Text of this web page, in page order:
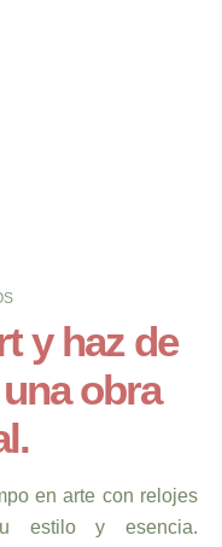
y haz de
obra
en arte con relojes
estilo y esencia.